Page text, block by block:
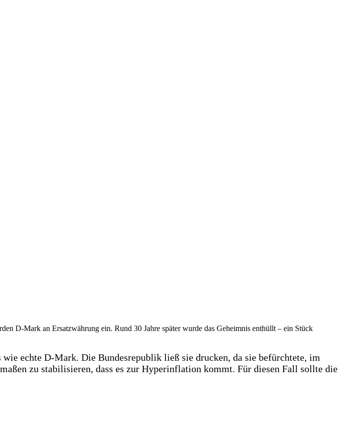
D-Mark an Ersatzwährung ein. Rund 30 Jahre später wurde das Geheimnis enthüllt – ein Stück
echte D-Mark. Die Bundesrepublik ließ sie drucken, da sie befürchtete, im
zu stabilisieren, dass es zur Hyperinflation kommt. Für diesen Fall sollte die